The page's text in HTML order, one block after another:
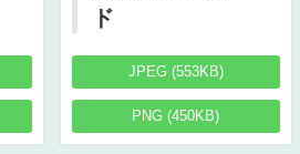
ド
JPEG (553KB)
PNG (450KB)